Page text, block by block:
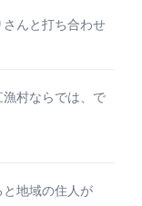
んと打ち合わせ
村ならでは、で
地域の住人が